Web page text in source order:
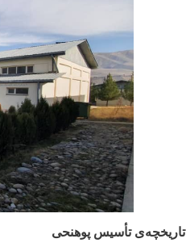
تاریخچه‌­ی تأسیس پوهنحی